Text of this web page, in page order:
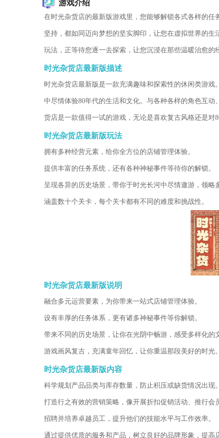
游戏介绍
在时光杂货店的最新版游戏里，您能够解锁各式各样的
坚持，都如同迈向梦想的坚实脚印，让您在虚拟世界的
玩法，正等待您逐一去探索，让您沉浸在那些温暖治愈
时光杂货店最新版描述
时光杂货店最新版是一款充满趣味和探索性的休闲类游
中尽情体验80年代的生活和文化。与各种各样的角色互
货店是一款值得一试的游戏，无论是喜欢复古风格还是
时光杂货店最新版玩法
拥有多种经营元素，给你全方位的店铺管理体验。
提供丰富的任务系统，还有各种神秘事件等待你的解锁。
呈现各异的历史场景，带你于时光长河中尽情遨游，领略
涵盖数十个关卡，每个关卡都有不同的难度和挑战性。
时光杂货店最新版说明
融合多元运营要素，为你带来一站式店铺管理体验。
设有丰厚的任务体系，更有诸多神秘事件等你解锁。
带来不同的历史场景，让你在光阴中畅游，感受多样化的
游戏画风复古，充满童年回忆，让你重温那段美好的时光
时光杂货店最新版内容
科学规划产品品类与库存数量，防止积压或缺货情况出现
打造行之有效的营销策略，像开展折扣促销活动、推行
招聘并培养卓越员工，提升他们的技能水平与工作效率。
通过提供优质的服务和产品，树立良好的品牌形象，提高